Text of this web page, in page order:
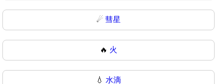
☄ 彗星
🔥 火
💧 水滴